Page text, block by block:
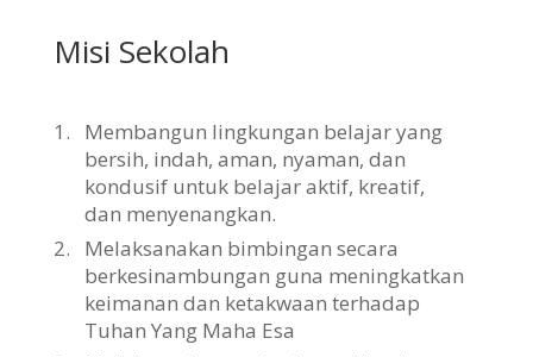
Misi Sekolah
1.
Membangun lingkungan belajar yang
bersih, indah, aman, nyaman, dan
kondusif untuk belajar aktif, kreatif,
dan menyenangkan.
2.
Melaksanakan bimbingan secara
berkesinambungan guna meningkatkan
keimanan dan ketakwaan terhadap
Tuhan Yang Maha Esa